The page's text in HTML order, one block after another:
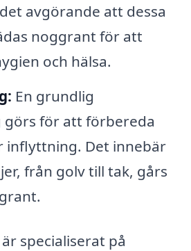
avgörande att dessa
noggrant för att
och hälsa.
En grundlig
görs för att förbereda
inflyttning. Det innebär
från golv till tak, gårs
specialiserat på